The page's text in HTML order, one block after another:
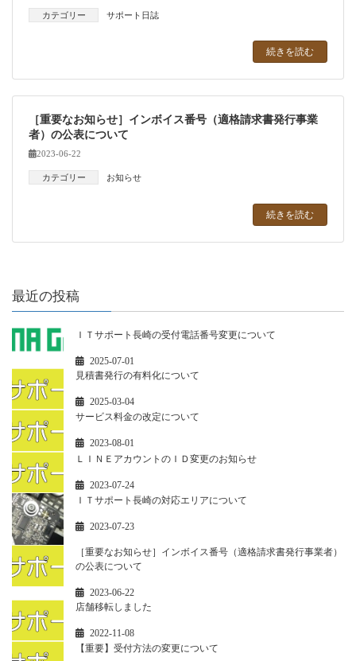
カテゴリー サポート日誌
続きを読む
［重要なお知らせ］インボイス番号（適格請求書発行事業
者）の公表について
2023-06-22
カテゴリー お知らせ
続きを読む
最近の投稿
ＩＴサポート長崎の受付電話番号変更について
2025-07-01
見積書発行の有料化について
2025-03-04
サービス料金の改定について
2023-08-01
ＬＩＮＥアカウントのＩＤ変更のお知らせ
2023-07-24
ＩＴサポート長崎の対応エリアについて
2023-07-23
［重要なお知らせ］インボイス番号（適格請求書発行事業者）
の公表について
2023-06-22
店舗移転しました
2022-11-08
【重要】受付方法の変更について